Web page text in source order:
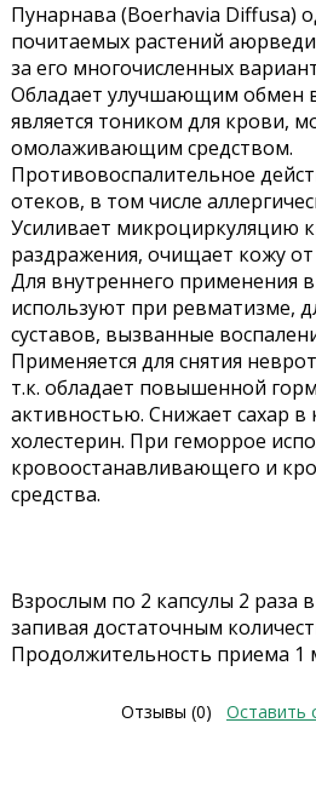
Пунарнава (Boerhavia Diffusa)
почитаемых растений
за его многочисленных
Обладает улучшающим обмен
является тоником для крови,
омолаживающим средством.
Противовоспалительное
отеков, в том числе
Усиливает микроциркуляцию
раздражения, очищает кожу от
Для внутреннего применения
используют при ревматизме,
суставов, вызванные
Применяется для снятия
т.к. обладает повышенной
активностью. Снижает сахар
холестерин. При геморрое
кровоостанавливающего и
средства.
Взрослым по 2 капсулы 2 раза
запивая достаточным
Продолжительность приема 1
Отзывы (0) Оставить